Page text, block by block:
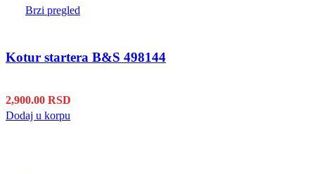
Brzi pregled
Kotur startera B&S 498144
2,900.00 RSD
Dodaj u korpu